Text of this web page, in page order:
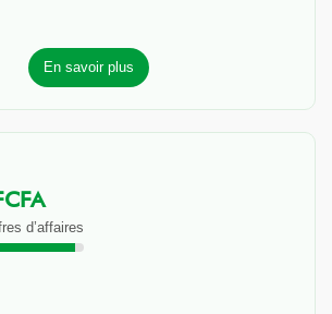
En savoir plus
d’affaires